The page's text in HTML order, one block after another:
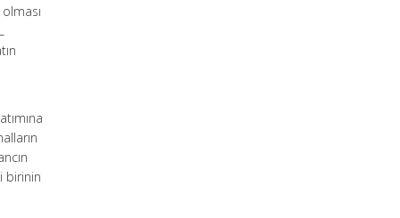
birinin